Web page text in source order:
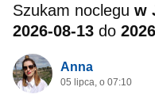
Szukam noclegu w
2026-08-13 do
Anna
05 lipca, o 07:10